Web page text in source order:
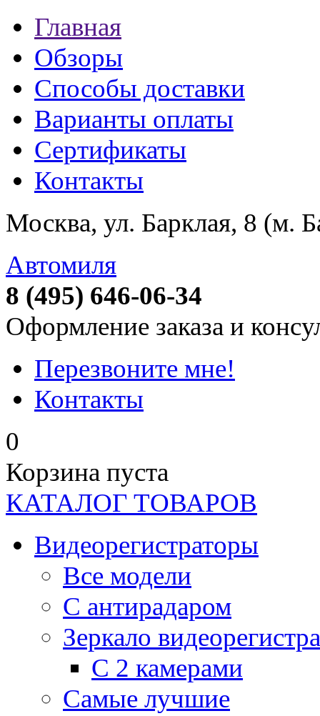
Главная
Обзоры
Способы доставки
Варианты оплаты
Сертификаты
Контакты
Москва, ул. Барклая, 8 (м.
Автомиля
8 (495) 646-06-34
Оформление заказа и
Перезвоните мне!
Контакты
0
Корзина пуста
КАТАЛОГ ТОВАРОВ
Видеорегистраторы
Все модели
C антирадаром
Зеркало
С 2 камерами
Самые лучшие